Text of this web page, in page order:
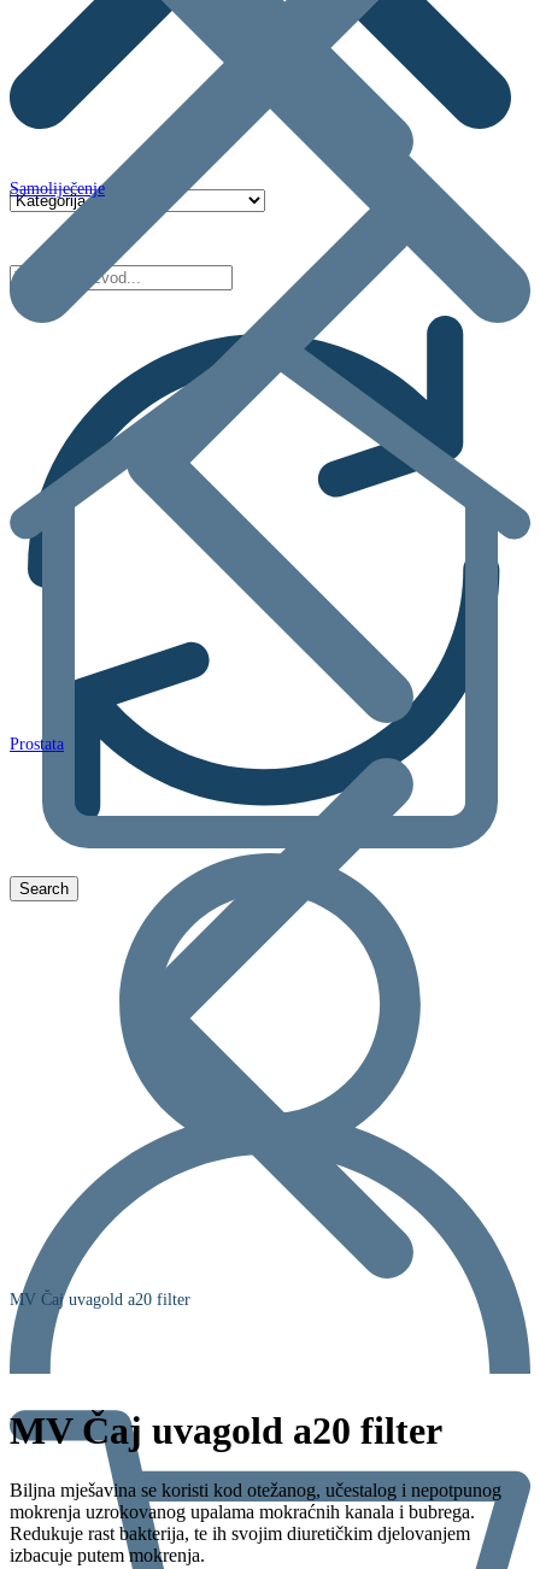
Samoliječenje
Prostata
MV Čaj uvagold a20 filter
MV Čaj uvagold a20 filter
Biljna mješavina se koristi kod otežanog, učestalog i nepotpunog
mokrenja uzrokovanog upalama mokraćnih kanala i bubrega.
Redukuje rast bakterija, te ih svojim diuretičkim djelovanjem
izbacuje putem mokrenja.